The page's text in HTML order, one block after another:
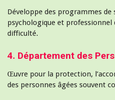
Développe des programmes
psychologique et professionnel
difficulté.
4. Département des
Œuvre pour la protection,
des personnes âgées souvent